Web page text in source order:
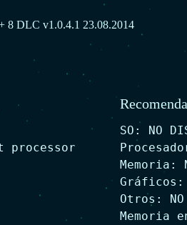
8 DLC v1.0.4.1 23.08.2014
processor
SO: NO
Memoria:
Gráficos:
Otros: NO
Memoria